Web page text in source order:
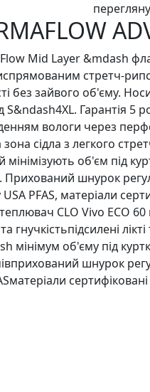
Mid Layer &mdash
стретч-
без зайвого об'єму.
S&ndash4XL. Гарантія
вологи через
зона сідла з легкого
об'єм під
шнурок
PFAS, матеріали
CLO Vivo ECO
гнучкістьпідсилені
мінімум об'єму під
шнурок